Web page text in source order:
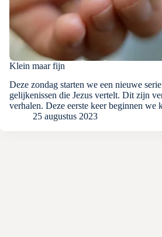
Klein maar fijn
Deze zondag starten we een nieuwe
gelijkenissen die Jezus vertelt. Dit zijn
verhalen. Deze eerste keer beginnen we
25 augustus 2023